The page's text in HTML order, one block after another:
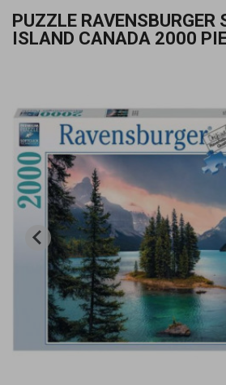
PUZZLE RAVENSBURGER
ISLAND CANADA 2000